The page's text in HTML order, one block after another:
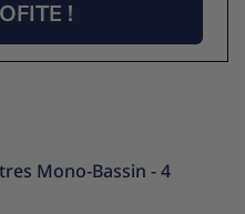
!
Mono-Bassin - 4